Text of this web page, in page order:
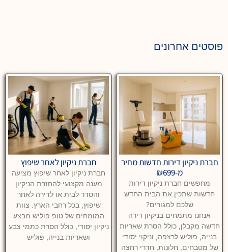
פוסטים אחרונים
חברת ניקיון דירות חדשות מחיר
מ-₪699
מחפשים חברת ניקיון דירות
חדשות שתכין את הבית החדש
שלכם למגורים?
אנחנו מתמחים בניקיון דירה
חדשה מקבלן, כולל הסרת שאריות
בנייה, פוליש לרצפה, וניקוי יסודי
של מטבחים, חלונות, חדרי רחצה
חברת ניקיון לאחר שיפוץ
חברת ניקיון לאחר שיפוץ מציעה
מענה מקצועי להחזרת הניקיון
והסדר לבית או לדירה לאחר
שיפוץ, בכל רחבי הארץ. צוות
המומחים של טופ פוליש מבצע
ניקיון יסודי, כולל הסרת כתמי צבע
ושאריות בנייה, פוליש